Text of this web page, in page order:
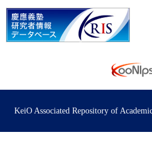
KeiO Associated Repository of